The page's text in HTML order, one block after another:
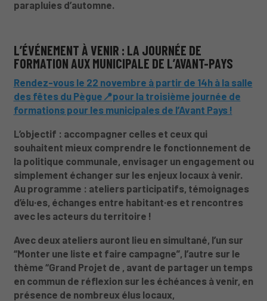
parapluies d’automne.
L’ÉVÉNEMENT À VENIR : LA JOURNÉE DE
FORMATION AUX MUNICIPALE DE L’AVANT-PAYS
Rendez-vous le 22 novembre à partir de 14h à la salle
des fêtes du Pègue 📍pour la troisième journée de
formations pour les municipales de l’Avant Pays !
L’objectif : accompagner celles et ceux qui
souhaitent mieux comprendre le fonctionnement de
la politique communale, envisager un engagement ou
simplement échanger sur les enjeux locaux à venir.
Au programme : ateliers participatifs, témoignages
d’élu·es, échanges entre habitant·es et rencontres
avec les acteurs du territoire !
Avec deux ateliers auront lieu en simultané, l’un sur
“Monter une liste et faire campagne”, l’autre sur le
thème “Grand Projet de , avant de partager un temps
en commun de réflexion sur les échéances à venir, en
présence de nombreux élus locaux,